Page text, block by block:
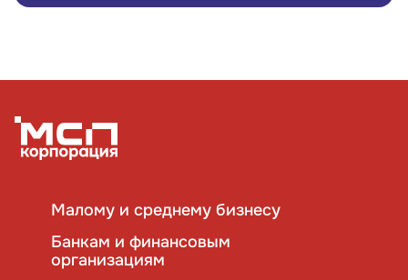
Малому и среднему бизнесу
Банкам и финансовым
организациям